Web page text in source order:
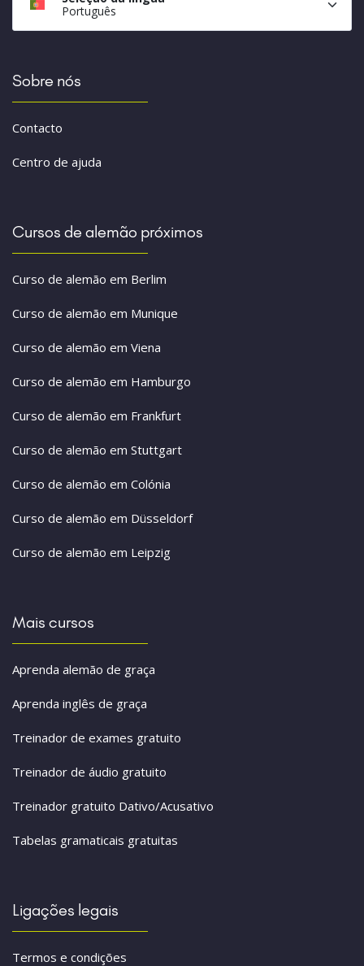
Português
Sobre nós
Contacto
Centro de ajuda
Cursos de alemão próximos
Curso de alemão em Berlim
Curso de alemão em Munique
Curso de alemão em Viena
Curso de alemão em Hamburgo
Curso de alemão em Frankfurt
Curso de alemão em Stuttgart
Curso de alemão em Colónia
Curso de alemão em Düsseldorf
Curso de alemão em Leipzig
Mais cursos
Aprenda alemão de graça
Aprenda inglês de graça
Treinador de exames gratuito
Treinador de áudio gratuito
Treinador gratuito Dativo/Acusativo
Tabelas gramaticais gratuitas
Ligações legais
Termos e condições